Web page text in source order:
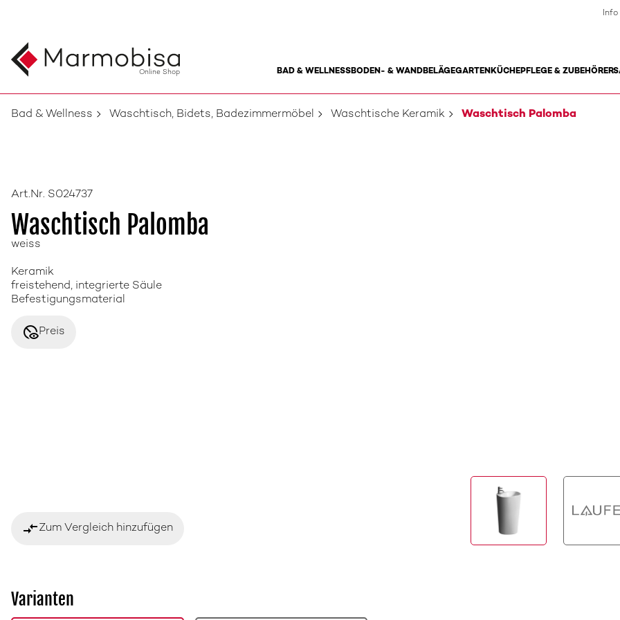
Online Shop BAD & WELLNESSBODEN- & WANDBELÄGEGARTENKÜCHEPFLEGE & ZUBEHÖR
Info
Bad & Wellness Waschtisch, Bidets, Badezimmermöbel Waschtische Keramik Waschtisch Palomba
Art.Nr. S024737
Waschtisch Palomba
weiss
Keramik
freistehend, integrierte Säule
Befestigungsmaterial
disabled_visiblePreis
compare_arrowsZum Vergleich hinzufügen
Varianten